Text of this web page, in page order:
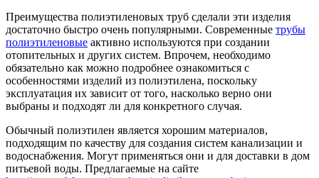
Преимущества полиэтиленовых труб сделали эти изделия
достаточно быстро очень популярными. Современные трубы
полиэтиленовые активно используются при создании
отопительных и других систем. Впрочем, необходимо
обязательно как можно подробнее ознакомиться с
особенностями изделий из полиэтилена, поскольку
эксплуатация их зависит от того, насколько верно они
выбраны и подходят ли для конкретного случая.
Обычный полиэтилен является хорошим материалов,
подходящим по качеству для создания систем канализации и
водоснабжения. Могут применяться они и для доставки в дом
питьевой воды. Предлагаемые на сайте